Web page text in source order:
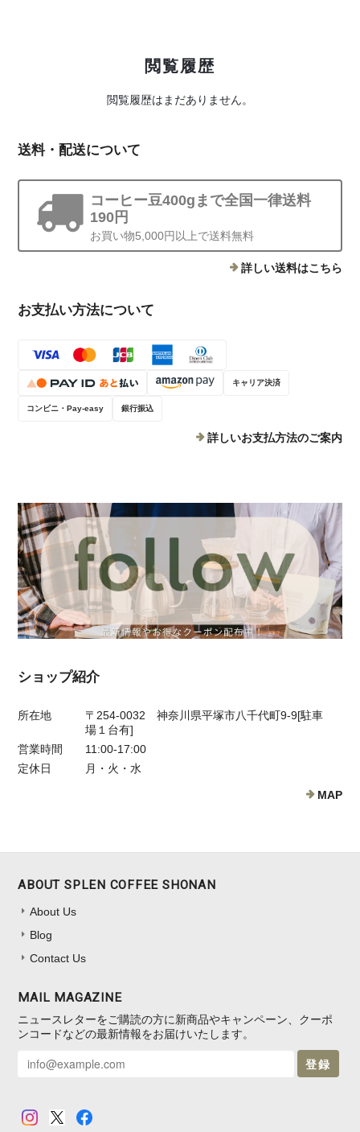
閲覧履歴
閲覧履歴はまだありません。
送料・配送について
コーヒー豆400gまで全国一律送料
190円
お買い物5,000円以上で送料無料
詳しい送料はこちら
お支払い方法について
キャリア決済
コンビニ・Pay-easy 銀行振込
詳しいお支払方法のご案内
ショップ紹介
所在地
〒254-0032 神奈川県平塚市八千代町9-9[駐車
場１台有]
営業時間
11:00-17:00
定休日
月・火・水
MAP
ABOUT SPLEN COFFEE SHONAN
About Us
Blog
Contact Us
MAIL MAGAZINE
ニュースレターをご購読の方に新商品やキャンペーン、クーポ
ンコードなどの最新情報をお届けいたします。
登録